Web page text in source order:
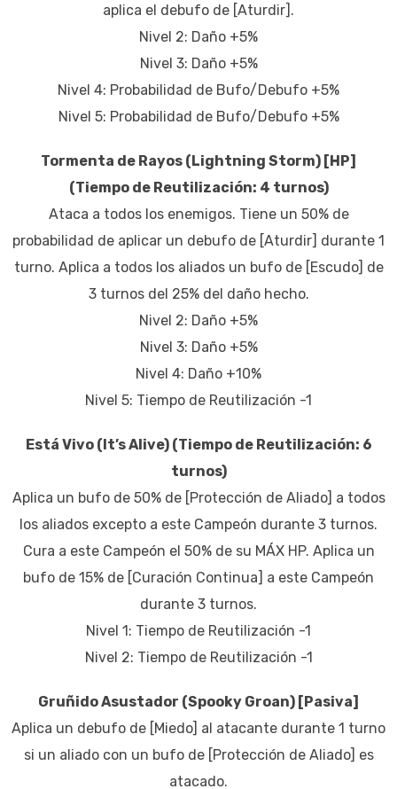
aplica el debufo de [Aturdir].
Nivel 2: Daño +5%
Nivel 3: Daño +5%
Nivel 4: Probabilidad de Bufo/Debufo +5%
Nivel 5: Probabilidad de Bufo/Debufo +5%
Tormenta de Rayos (Lightning Storm) [HP]
(Tiempo de Reutilización: 4 turnos)
Ataca a todos los enemigos. Tiene un 50% de
probabilidad de aplicar un debufo de [Aturdir] durante 1
turno. Aplica a todos los aliados un bufo de [Escudo] de
3 turnos del 25% del daño hecho.
Nivel 2: Daño +5%
Nivel 3: Daño +5%
Nivel 4: Daño +10%
Nivel 5: Tiempo de Reutilización -1
Está Vivo (It’s Alive) (Tiempo de Reutilización: 6
turnos)
Aplica un bufo de 50% de [Protección de Aliado] a todos
los aliados excepto a este Campeón durante 3 turnos.
Cura a este Campeón el 50% de su MÁX HP. Aplica un
bufo de 15% de [Curación Continua] a este Campeón
durante 3 turnos.
Nivel 1: Tiempo de Reutilización -1
Nivel 2: Tiempo de Reutilización -1
Gruñido Asustador (Spooky Groan) [Pasiva]
Aplica un debufo de [Miedo] al atacante durante 1 turno
si un aliado con un bufo de [Protección de Aliado] es
atacado.